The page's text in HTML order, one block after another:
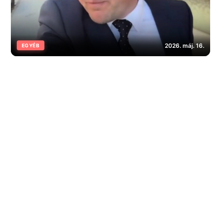
EGYÉB 2026. máj. 16.